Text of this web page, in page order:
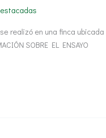
realizó en una finca ubicada
SOBRE EL ENSAYO